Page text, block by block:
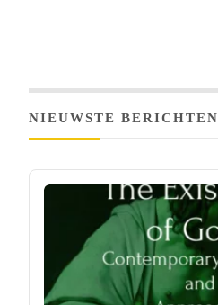
NIEUWSTE BERICHTEN